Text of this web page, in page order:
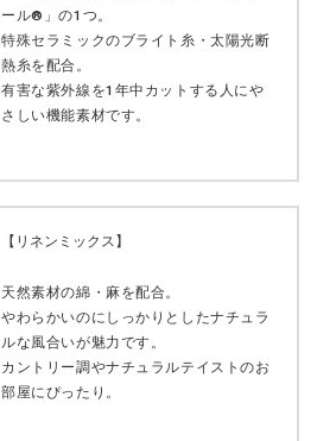
ール®︎」の1つ。
特殊セラミックのブライト糸・太陽光断
熱糸を配合。
有害な紫外線を1年中カットする人にや
さしい機能素材です。
【リネンミックス】
天然素材の綿・麻を配合。
やわらかいのにしっかりとしたナチュラ
ルな風合いが魅力です。
カントリー調やナチュラルテイストのお
部屋にぴったり。